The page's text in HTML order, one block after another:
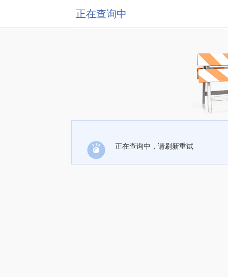
正在查询中
正在查询中，请刷新重试